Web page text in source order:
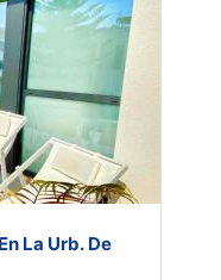
La Urb. De